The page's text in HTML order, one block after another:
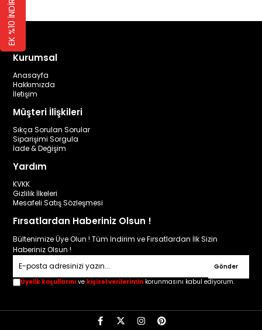
Kurumsal
Anasayfa
Hakkımızda
İletişim
Müşteri İlişkileri
Sıkça Sorulan Sorular
Siparişimi Sorgula
İade & Değişim
Yardım
KVKK
Gizlilik İlkeleri
Mesafeli Satış Sözleşmesi
Fırsatlardan Haberiniz Olsun !
Bültenimize Üye Olun ! Tüm İndirim ve Fırsatlardan İlk Sizin
Haberiniz Olsun !
Gönder
Üyelik koşullarını ve kişisel verilerimin korunmasını kabul ediyorum.